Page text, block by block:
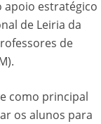
apoio estratégico
de Leiria da
de
como principal
os alunos para